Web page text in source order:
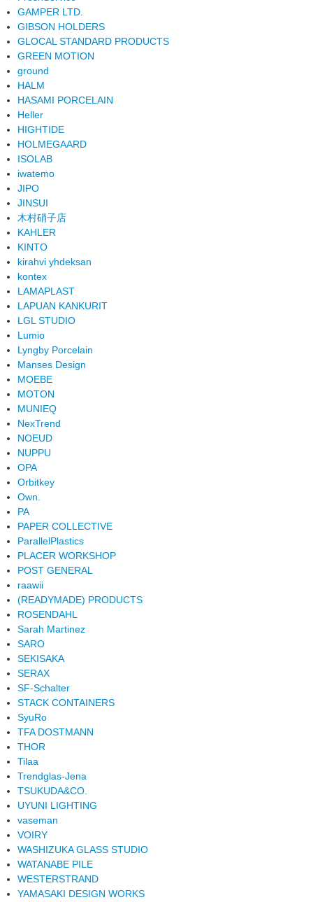
GAMPER LTD.
GIBSON HOLDERS
GLOCAL STANDARD PRODUCTS
GREEN MOTION
ground
HALM
HASAMI PORCELAIN
Heller
HIGHTIDE
HOLMEGAARD
ISOLAB
iwatemo
JIPO
JINSUI
木村硝子店
KAHLER
KINTO
kirahvi yhdeksan
kontex
LAMAPLAST
LAPUAN KANKURIT
LGL STUDIO
Lumio
Lyngby Porcelain
Manses Design
MOEBE
MOTON
MUNIEQ
NexTrend
NOEUD
NUPPU
OPA
Orbitkey
Own.
PA
PAPER COLLECTIVE
ParallelPlastics
PLACER WORKSHOP
POST GENERAL
raawii
(READYMADE) PRODUCTS
ROSENDAHL
Sarah Martinez
SARO
SEKISAKA
SERAX
SF-Schalter
STACK CONTAINERS
SyuRo
TFA DOSTMANN
THOR
Tilaa
Trendglas-Jena
TSUKUDA&CO.
UYUNI LIGHTING
vaseman
VOIRY
WASHIZUKA GLASS STUDIO
WATANABE PILE
WESTERSTRAND
YAMASAKI DESIGN WORKS